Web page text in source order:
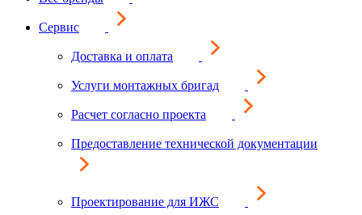
Сервис
Доставка и оплата
Услуги монтажных бригад
Расчет согласно проекта
Предоставление технической документации
Проектирование для ИЖС